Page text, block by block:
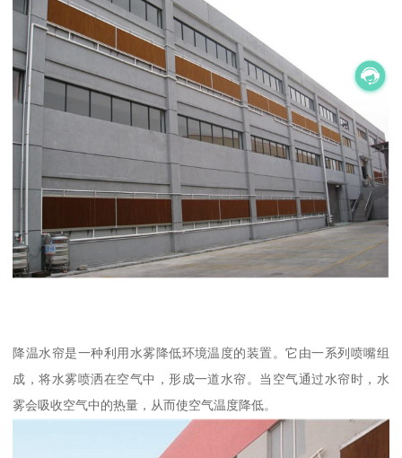
降温水帘是一种利用水雾降低环境温度的装置。它由一系列喷嘴组
成，将水雾喷洒在空气中，形成一道水帘。当空气通过水帘时，水
雾会吸收空气中的热量，从而使空气温度降低。